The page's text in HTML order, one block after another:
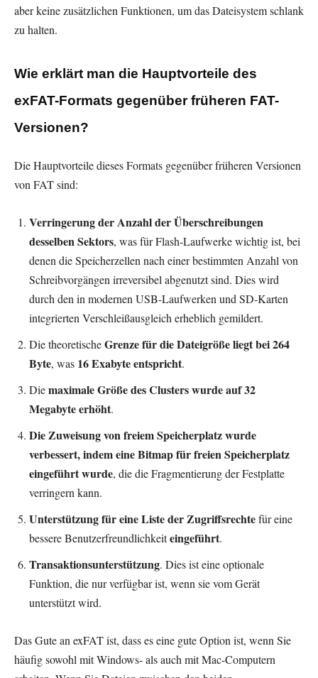
aber keine zusätzlichen Funktionen, um das Dateisystem schlank
zu halten.
Wie erklärt man die Hauptvorteile des
exFAT-Formats gegenüber früheren FAT-
Versionen?
Die Hauptvorteile dieses Formats gegenüber früheren Versionen
von FAT sind:
Verringerung der Anzahl der Überschreibungen
desselben Sektors, was für Flash-Laufwerke wichtig ist, bei
denen die Speicherzellen nach einer bestimmten Anzahl von
Schreibvorgängen irreversibel abgenutzt sind. Dies wird
durch den in modernen USB-Laufwerken und SD-Karten
integrierten Verschleißausgleich erheblich gemildert.
Die theoretischeGrenze für die Dateigröße liegt bei 264
Byte, was 16 Exabyte entspricht.
Diemaximale Größe des Clusters wurde auf 32
Megabyte erhöht.
Die Zuweisung von freiem Speicherplatz wurde
verbessert, indem eine Bitmap für freien Speicherplatz
eingeführt wurde, die die Fragmentierung der Festplatte
verringern kann.
Unterstützung für eine Liste der Zugriffsrechtefür eine
bessere Benutzerfreundlichkeiteingeführt.
Transaktionsunterstützung. Dies ist eine optionale
Funktion, die nur verfügbar ist, wenn sie vom Gerät
unterstützt wird.
Das Gute an exFAT ist, dass es eine gute Option ist, wenn Sie
häufig sowohl mit Windows- als auch mit Mac-Computern